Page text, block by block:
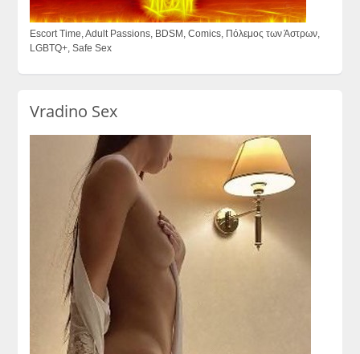
Escort Time, Adult Passions, BDSM, Comics, Πόλεμος των Άστρων,
LGBTQ+, Safe Sex
Vradino Sex